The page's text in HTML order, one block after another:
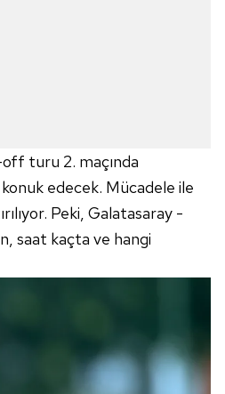
turu 2. maçında
edecek. Mücadele ile
Peki, Galatasaray -
saat kaçta ve hangi